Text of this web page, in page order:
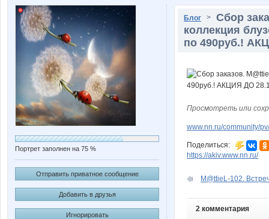
Портрет заполнен на 75 %
Отправить приватное сообщение
Добавить в друзья
Игнорировать
Блог > Сбор
коллекция
по 490руб.!
Просмотреть или
www.nn.ru/community/
Поделиться:
https://akiv.www.nn.ru/
M@ttieL-102.
2 комментария